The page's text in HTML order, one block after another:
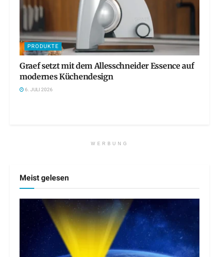
PRODUKTE
Graef setzt mit dem Allesschneider Essence auf
modernes Küchendesign
6. JULI 2026
WERBUNG
Meist gelesen